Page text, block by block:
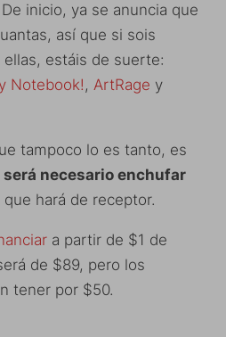
inicio, ya se anuncia que
así que si sois
estáis de suerte:
Notebook! , ArtRage y
tampoco lo es tanto, es
será necesario enchufar
que hará de receptor.
a partir de $1 de
de $89, pero los
tener por $50.